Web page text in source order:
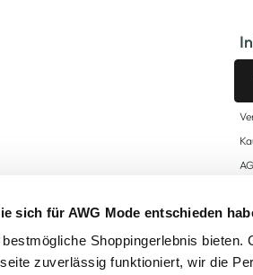
sich für AWG Mode entschieden
Shoppingerlebnis bieten.
zuverlässig funktioniert, wir die